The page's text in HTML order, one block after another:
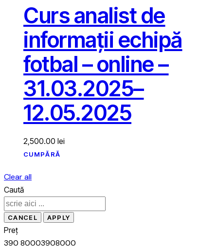
Curs analist de
informații echipă
fotbal – online –
31.03.2025–
12.05.2025
2,500.00 lei
CUMPĂRĂ
Clear all
Caută
Preț
390 80003908000